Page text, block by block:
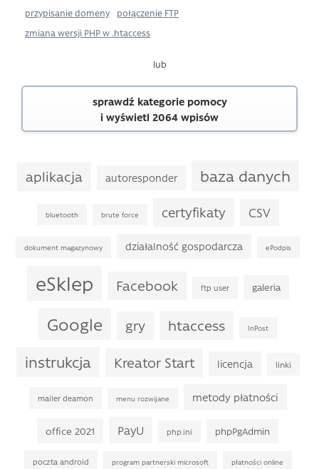
przypisanie domeny
połączenie FTP
zmiana wersji PHP w .htaccess
lub
sprawdź kategorie pomocy
i wyświetl 2064 wpisów
aplikacja autoresponder baza danych
bluetooth brute force certyfikaty CSV
dokument magazynowy działalność gospodarcza ePodpis
eSklep Facebook ftp user galeria
Google gry htaccess InPost
instrukcja Kreator Start licencja linki
mailer deamon menu rozwijane metody płatności
office 2021 PayU php.ini phpPgAdmin
poczta android program partnerski microsoft płatności online